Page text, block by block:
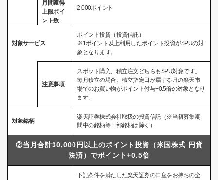
月間獲得
上限ポイ
ント数
2,000ポイント
対象サービス
ポイント投資（投資信託）
※1ポイント以上利用したポイント投資がSPUの対
象となります。
注意事項
スポット購入、積立注文どちらもSPU対象です。
毎月積立の場合、積立指定日が属する月の楽天市
場でのお買い物がポイント付与+0.5倍の対象となり
ます。
対象銘柄
楽天証券株式会社取扱の投資信託（※当初募集期
間中の銘柄等一部銘柄は除く）
②当月合計30,000円以上のポイント投資（米国株式 円貨
決済）でポイント+0.5倍
下記条件を満たした楽天証券の口座をお持ちの全